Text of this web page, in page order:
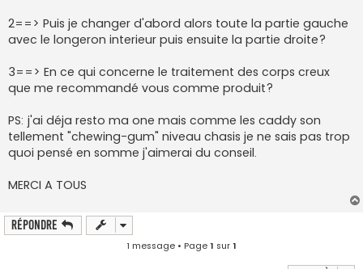
2==> Puis je changer d'abord alors toute la partie gauche
avec le longeron interieur puis ensuite la partie droite?
3==> En ce qui concerne le traitement des corps creux
que me recommandé vous comme produit?
PS: j'ai déja resto ma one mais comme les caddy son
tellement "chewing-gum" niveau chasis je ne sais pas trop
quoi pensé en somme j'aimerai du conseil.
MERCI A TOUS
Répondre
1 message • Page1 sur1